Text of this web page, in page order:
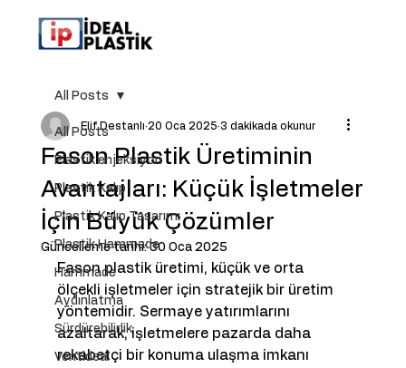
All Posts
Plastik enjeksiyon
Plastik Kalıp
Plastik Kalıp Tasarımı
Plastik Hammade
Hammade
Aydınlatma
Sürdürebilirlik
Ventideal
All Posts
Fason Plastik Üretiminin
Avantajları: Küçük İşletmeler
İçin Büyük Çözümler
Elif Destanlı 20 Oca 2025 3 dakikada okunur
Güncelleme tarihi:30 Oca 2025
Fason plastik üretimi, küçük ve orta
ölçekli işletmeler için stratejik bir üretim
yöntemidir. Sermaye yatırımlarını
azaltarak, işletmelere pazarda daha
rekabetçi bir konuma ulaşma imkanı